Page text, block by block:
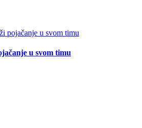
u svom timu